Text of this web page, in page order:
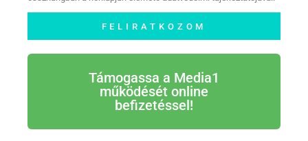
FELIRATKOZOM
Támogassa a Media1
működését online
befizetéssel!